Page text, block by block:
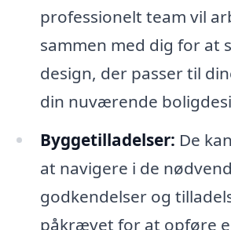
professionelt team vil
sammen med dig for at
design, der passer til
din nuværende
Byggetilladelser: De
at navigere i de
godkendelser og
påkrævet for at opføre